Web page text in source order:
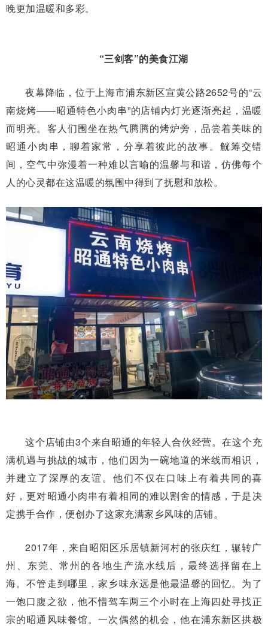
晚更加温暖和多彩。
“三剑客”的美食江湖
夜幕降临，位于上海市浦东新区宣黄公路2652号的“云
南烧烤——昭通特色小肉串”的店铺内灯光逐渐亮起，温暖
而明亮。客人们围坐在热气腾腾的烤炉旁，品尝着美味的
昭通小肉串，聊着家常，分享着彼此的故事。觥筹交错
间，空气中弥漫着一种难以言喻的温馨与和谐，仿佛每个
人的心灵都在这温暖的氛围中得到了抚慰和放松。
这个店铺由3个来自昭通的年轻人合伙经营。在这个充
满机遇与挑战的城市，他们因为一碗地道的米线而相识，
并建立了深厚的友谊。他们不仅在口味上有着共同的喜
好，更对昭通小肉串有着相同的难以割舍的情感，于是决
定携手合作，便创办了这家充满家乡风味的店铺。
2017年，来自昭阳区乐居镇新河村的张庆红，辗转广
州、东莞、常州的各地生产流水线后，最终选择留在上
海。不管走到哪里，家乡味永远是他最温馨的回忆。为了
一饱口腹之欲，他不惜驾车两三个小时在上海四处寻找正
宗的昭通风味餐馆。一次偶然的机会，他在浦东新区拱极